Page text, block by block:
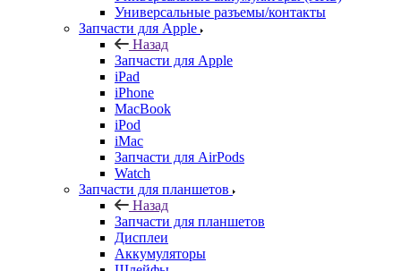
Запчасти для Apple
iPad
iPhone
MacBook
iPod
iMac
Запчасти для AirPods
Watch
Запчасти для планшетов
Назад
Запчасти для планшетов
Дисплеи
Аккумуляторы
Шлейфы
Тачскрины
Корпуса (задние крышки)
Explay